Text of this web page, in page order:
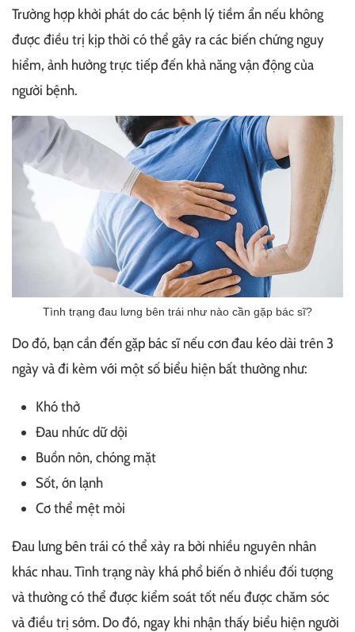
Trường hợp khởi phát do các bệnh lý tiềm ẩn nếu không
được điều trị kịp thời có thể gây ra các biến chứng nguy
hiểm, ảnh hưởng trực tiếp đến khả năng vận động của
người bệnh.
Tình trạng đau lưng bên trái như nào cần gặp bác sĩ?
Do đó, bạn cần đến gặp bác sĩ nếu cơn đau kéo dài trên 3
ngày và đi kèm với một số biểu hiện bất thường như:
Khó thở
Đau nhức dữ dội
Buồn nôn, chóng mặt
Sốt, ớn lạnh
Cơ thể mệt mỏi
Đau lưng bên trái có thể xảy ra bởi nhiều nguyên nhân
khác nhau. Tình trạng này khá phổ biến ở nhiều đối tượng
và thường có thể được kiểm soát tốt nếu được chăm sóc
và điều trị sớm. Do đó, ngay khi nhận thấy biểu hiện người